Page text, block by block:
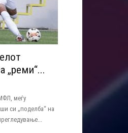
„реми“...
меѓу
си „поделба“ на